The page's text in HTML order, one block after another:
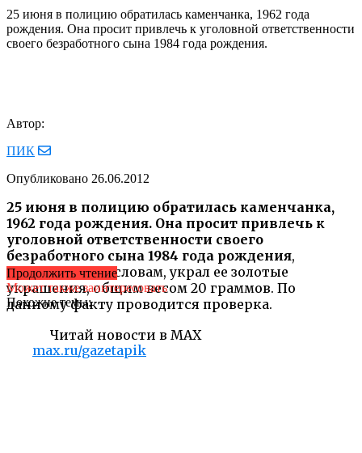
25 июня в полицию обратилась каменчанка, 1962 года
рождения. Она просит привлечь к уголовной ответственности
своего безработного сына 1984 года рождения.
Автор:
ПИК
Опубликовано 26.06.2012
25 июня в полицию обратилась каменчанка,
1962 года рождения. Она просит привлечь к
уголовной ответственности своего
безработного сына 1984 года рождения,
который, по ее словам, украл ее золотые
украшения, общим весом 20 граммов. По
данному факту проводится проверка.
Читай новости в MAX
max.ru/gazetapik
Продолжить чтение
Может также заинтересовать
Похожие темы: